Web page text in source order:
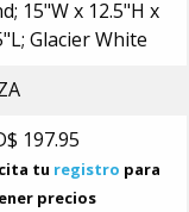
15"W x 12.5"H x
Glacier White
197.95
tu registro para
precios